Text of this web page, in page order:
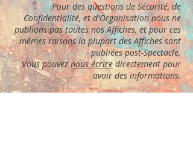
Pour des questions de Sécurité, de
Confidentialité, et d'Organisation nous ne
publions pas toutes nos Affiches, et pour ces
mêmes raisons la plupart des Affiches sont
publiées post-Spectacle.
Vous pouveznous écriredirectement pour
avoir des informations.